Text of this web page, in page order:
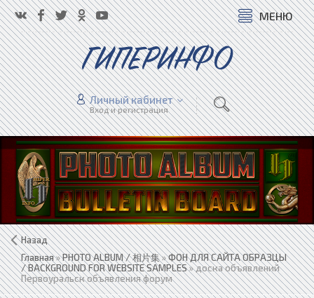
МЕНЮ
ГИПЕРИНФО
Личный кабинет
Вход и регистрация
Назад
Главная»PHOTO ALBUM / 相片集»ФОН ДЛЯ САЙТА ОБРАЗЦЫ
/ BACKGROUND FOR WEBSITE SAMPLES» доска объявлений
Первоуральск объявления форум